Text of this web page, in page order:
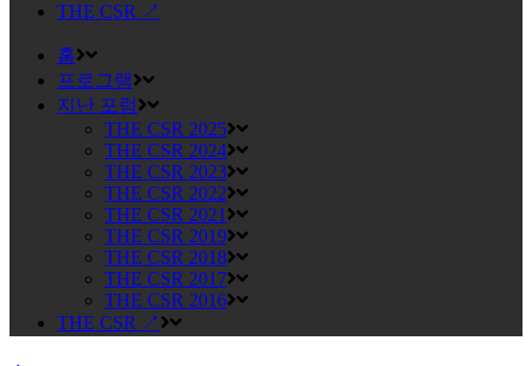
THE CSR ↗
홈
프로그램
지난 포럼
THE CSR 2025
THE CSR 2024
THE CSR 2023
THE CSR 2022
THE CSR 2021
THE CSR 2019
THE CSR 2018
THE CSR 2017
THE CSR 2016
THE CSR ↗